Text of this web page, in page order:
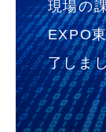
現場の
EXPO
了しま